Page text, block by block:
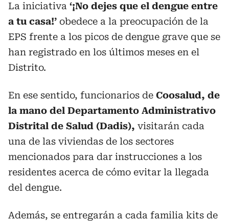
La iniciativa ‘¡No dejes que el dengue entre
a tu casa!’ obedece a la preocupación de la
EPS frente a los picos de dengue grave que se
han registrado en los últimos meses en el
Distrito.
En ese sentido, funcionarios de Coosalud, de
la mano del Departamento Administrativo
Distrital de Salud (Dadis), visitarán cada
una de las viviendas de los sectores
mencionados para dar instrucciones a los
residentes acerca de cómo evitar la llegada
del dengue.
Además, se entregarán a cada familia kits de